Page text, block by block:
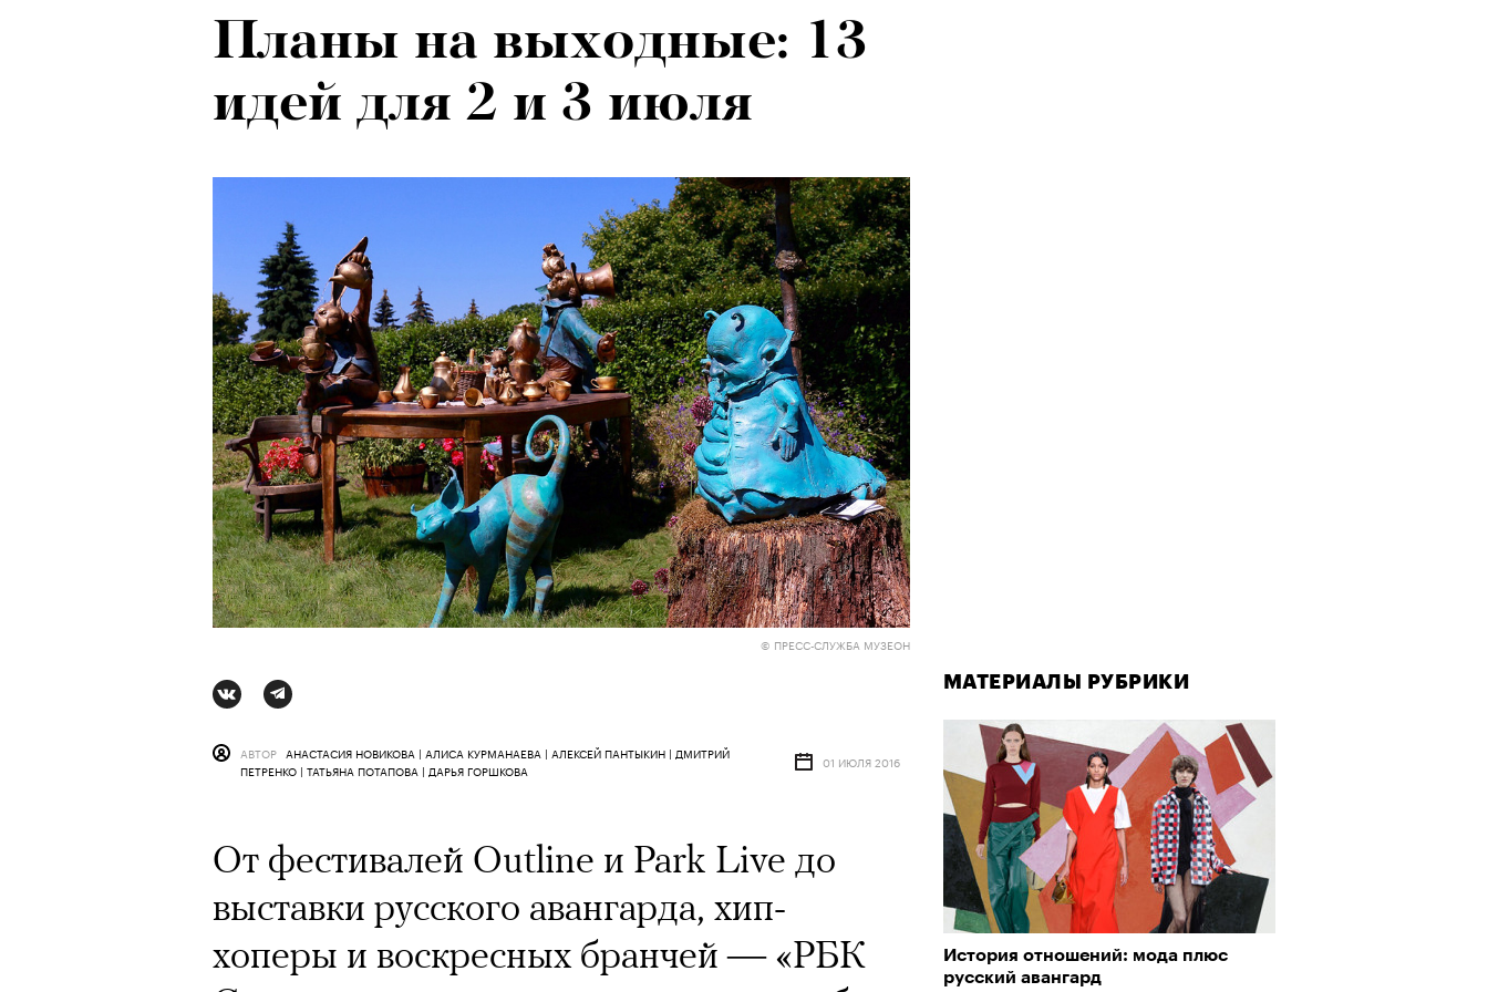
МАТЕРИАЛЫ РУБРИКИ
История отношений: мода плюс
русский авангард
Планы на выходные: 13
идей для 2 и 3 июля
© ПРЕСС-СЛУЖБА МУЗЕОН
АВТОР АНАСТАСИЯ НОВИКОВА | АЛИСА КУРМАНАЕВА | АЛЕКСЕЙ ПАНТЫКИН | ДМИТРИЙ
ПЕТРЕНКО | ТАТЬЯНА ПОТАПОВА | ДАРЬЯ ГОРШКОВА
01 ИЮЛЯ 2016
От фестивалей Outline и Park Live до
выставки русского авангарда, хип-
хоперы и воскресных бранчей — «РБК
Ход королевы:
маркетолог — о скандале
с Ekonika и Роузи
Хантингтон-Уайтли
Роузи Хантингтон-Уайтли в рекламной кампании Ekonika
ЕКАТЕРИНА ВОРОБЬЕВА 05 АВГУСТА 2026